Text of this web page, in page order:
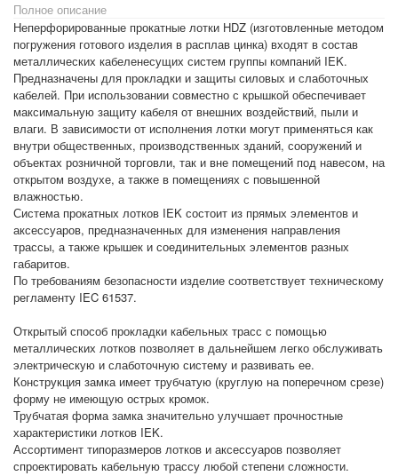
Полное описание
Неперфорированные прокатные лотки HDZ (изготовленные методом
погружения готового изделия в расплав цинка) входят в состав
металлических кабеленесущих систем группы компаний IEK.
Предназначены для прокладки и защиты силовых и слаботочных
кабелей. При использовании совместно с крышкой обеспечивает
максимальную защиту кабеля от внешних воздействий, пыли и
влаги. В зависимости от исполнения лотки могут применяться как
внутри общественных, производственных зданий, сооружений и
объектах розничной торговли, так и вне помещений под навесом, на
открытом воздухе, а также в помещениях с повышенной
влажностью.
Система прокатных лотков IEK состоит из прямых элементов и
аксессуаров, предназначенных для изменения направления
трассы, а также крышек и соединительных элементов разных
габаритов.
По требованиям безопасности изделие соответствует техническому
регламенту IEC 61537.
Открытый способ прокладки кабельных трасс с помощью
металлических лотков позволяет в дальнейшем легко обслуживать
электрическую и слаботочную систему и развивать ее.
Конструкция замка имеет трубчатую (круглую на поперечном срезе)
форму не имеющую острых кромок.
Трубчатая форма замка значительно улучшает прочностные
характеристики лотков IEK.
Ассортимент типоразмеров лотков и аксессуаров позволяет
спроектировать кабельную трассу любой степени сложности.